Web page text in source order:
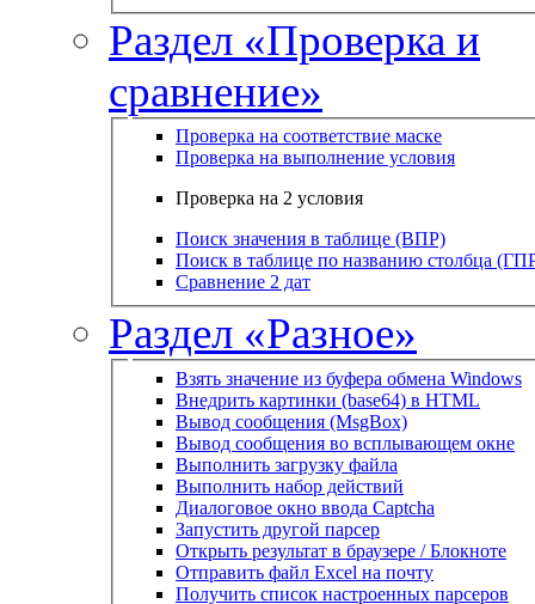
Раздел «Проверка и
сравнение»
Проверка на соответствие маске
Проверка на выполнение условия
Проверка на 2 условия
Поиск значения в таблице (ВПР)
Поиск в таблице по названию столбца
Сравнение 2 дат
Раздел «Разное»
Взять значение из буфера обмена Windows
Внедрить картинки (base64) в HTML
Вывод сообщения (MsgBox)
Вывод сообщения во всплывающем окне
Выполнить загрузку файла
Выполнить набор действий
Диалоговое окно ввода Captcha
Запустить другой парсер
Открыть результат в браузере / Блокноте
Отправить файл Excel на почту
Получить список настроенных парсеров